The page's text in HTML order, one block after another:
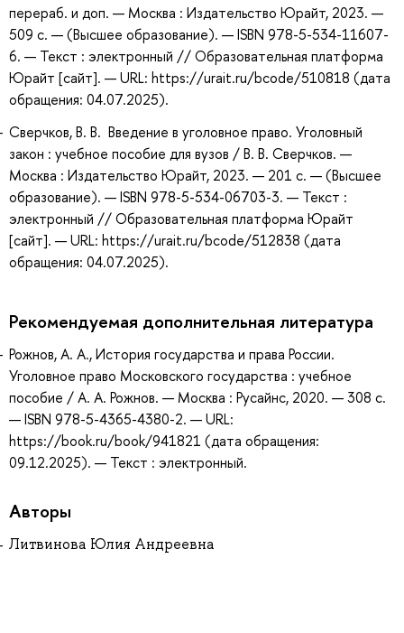
перераб. и доп. — Москва : Издательство Юрайт, 2023. —
509 с. — (Высшее образование). — ISBN 978-5-534-11607-
6. — Текст : электронный // Образовательная платформа
Юрайт [сайт]. — URL: https://urait.ru/bcode/510818 (дата
обращения: 04.07.2025).
Сверчков, В. В. Введение в уголовное право. Уголовный
закон : учебное пособие для вузов / В. В. Сверчков. —
Москва : Издательство Юрайт, 2023. — 201 с. — (Высшее
образование). — ISBN 978-5-534-06703-3. — Текст :
электронный // Образовательная платформа Юрайт
[сайт]. — URL: https://urait.ru/bcode/512838 (дата
обращения: 04.07.2025).
Рекомендуемая дополнительная литература
Рожнов, А. А., История государства и права России.
Уголовное право Московского государства : учебное
пособие / А. А. Рожнов. — Москва : Русайнс, 2020. — 308 с.
— ISBN 978-5-4365-4380-2. — URL:
https://book.ru/book/941821 (дата обращения:
09.12.2025). — Текст : электронный.
Авторы
Литвинова Юлия Андреевна